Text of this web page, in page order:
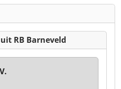
RB Barneveld